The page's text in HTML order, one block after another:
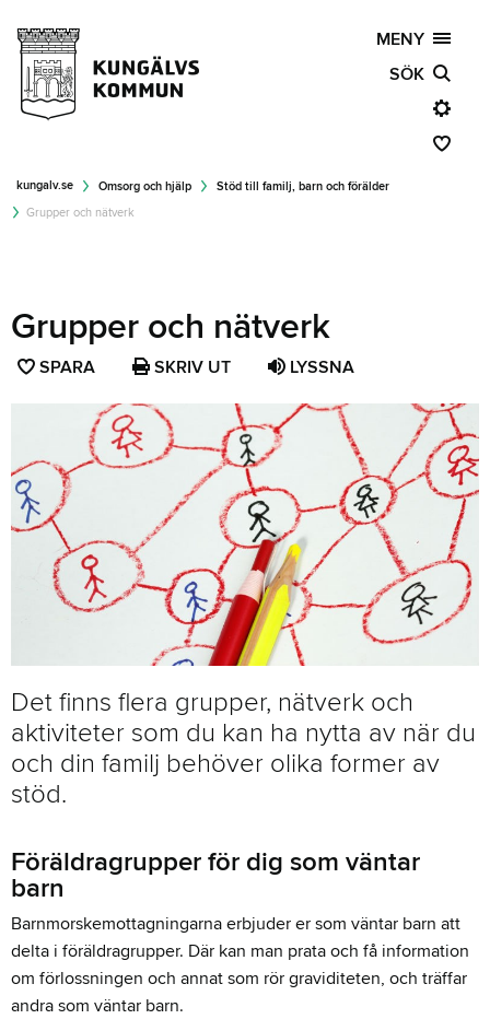
MENY
SÖK
kungalv.se Omsorg och hjälp
Stöd till familj, barn och förälder
Grupper och nätverk
Grupper och nätverk
SPARA SPARA
SOM
FAVORIT
SKRIV UT LYSSNA
Det finns flera grupper, nätverk och
aktiviteter som du kan ha nytta av när du
och din familj behöver olika former av
stöd.
Föräldragrupper för dig som väntar
barn
Barnmorskemottagningarna erbjuder er som väntar barn att
delta i föräldragrupper. Där kan man prata och få information
om förlossningen och annat som rör graviditeten, och träffar
andra som väntar barn.